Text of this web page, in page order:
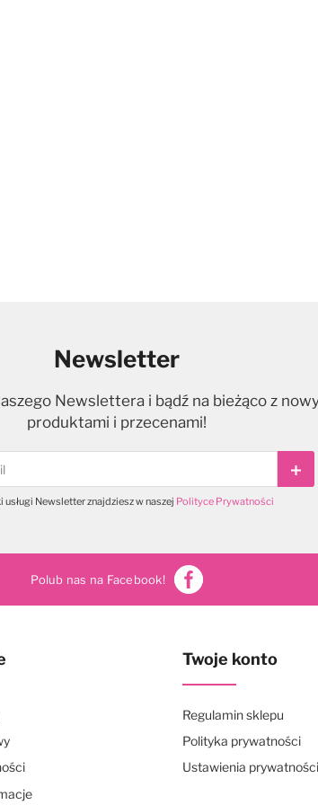
Newsletter
Newslettera i bądź na bieżąco z
produktami i przecenami!
usługi Newsletter znajdziesz w naszej Polityce Prywatności
Polub nas na Facebook!
Twoje konto
Regulamin sklepu
Polityka prywatności
Ustawienia prywatności